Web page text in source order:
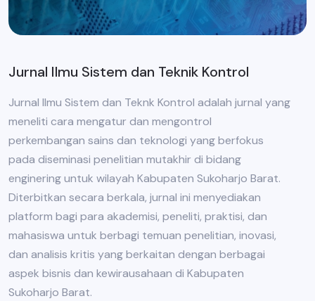
Jurnal Ilmu Sistem dan Teknik Kontrol
Jurnal Ilmu Sistem dan Teknk Kontrol adalah jurnal yang
meneliti cara mengatur dan mengontrol
perkembangan sains dan teknologi yang berfokus
pada diseminasi penelitian mutakhir di bidang
enginering untuk wilayah Kabupaten Sukoharjo Barat.
Diterbitkan secara berkala, jurnal ini menyediakan
platform bagi para akademisi, peneliti, praktisi, dan
mahasiswa untuk berbagi temuan penelitian, inovasi,
dan analisis kritis yang berkaitan dengan berbagai
aspek bisnis dan kewirausahaan di Kabupaten
Sukoharjo Barat.